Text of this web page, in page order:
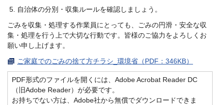
自治体の分別・収集ルールを確認しましょう。
ごみを収集・処理する作業員にとっても、ごみの円滑・安全な収
集・処理を行う上で大切な行動です。皆様のご協力をよろしくお
願い申し上げます。
ご家庭でのごみの捨て方チラシ_環境省（PDF：346KB）
PDF形式のファイルを開くには、Adobe Acrobat Reader DC
（旧Adobe Reader）が必要です。
お持ちでない方は、Adobe社から無償でダウンロードできま